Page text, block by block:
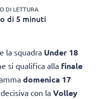
DI LETTURA
di 5 minuti
la squadra Under 18
si qualifica alla finale
domenica 17
con laVolley